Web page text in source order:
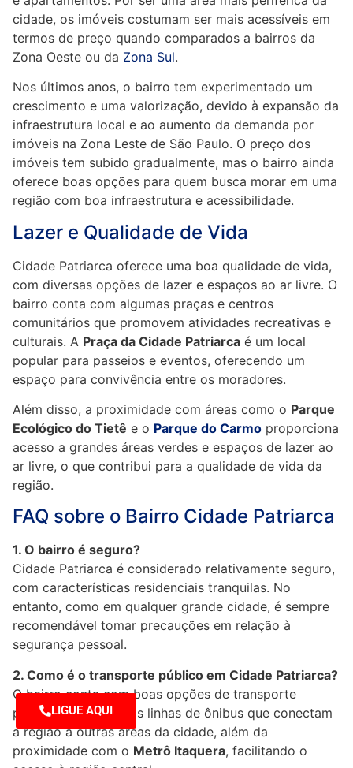
cidade, os imóveis costumam ser mais acessíveis em
termos de preço quando comparados a bairros da
Zona Oeste ou da Zona Sul.
Nos últimos anos, o bairro tem experimentado um
crescimento e uma valorização, devido à expansão da
infraestrutura local e ao aumento da demanda por
imóveis na Zona Leste de São Paulo. O preço dos
imóveis tem subido gradualmente, mas o bairro ainda
oferece boas opções para quem busca morar em uma
região com boa infraestrutura e acessibilidade.
Lazer e Qualidade de Vida
Cidade Patriarca oferece uma boa qualidade de vida,
com diversas opções de lazer e espaços ao ar livre. O
bairro conta com algumas praças e centros
comunitários que promovem atividades recreativas e
culturais. A Praça da Cidade Patriarca é um local
popular para passeios e eventos, oferecendo um
espaço para convivência entre os moradores.
Além disso, a proximidade com áreas como o Parque
Ecológico do Tietê e o Parque do Carmo proporciona
acesso a grandes áreas verdes e espaços de lazer ao
ar livre, o que contribui para a qualidade de vida da
região.
FAQ sobre o Bairro Cidade Patriarca
1. O bairro é seguro?
Cidade Patriarca é considerado relativamente seguro,
com características residenciais tranquilas. No
entanto, como em qualquer grande cidade, é sempre
recomendável tomar precauções em relação à
segurança pessoal.
2. Como é o transporte público em Cidade Patriarca?
O bairro conta com boas opções de transporte
público, com diversas linhas de ônibus que conectam
a região a outras áreas da cidade, além da
proximidade com o Metrô Itaquera, facilitando o
LIGUE AQUI